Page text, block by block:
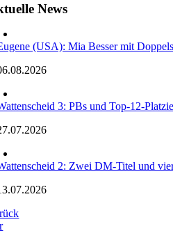
News
(USA): Mia Besser mit
3: PBs und Top-12-
2: Zwei DM-Titel und